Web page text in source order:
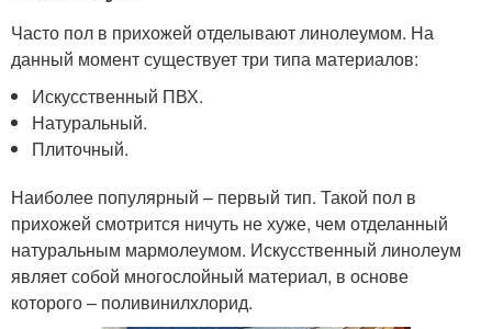
Часто пол в прихожей отделывают линолеумом. На
данный момент существует три типа материалов:
Искусственный ПВХ.
Натуральный.
Плиточный.
Наиболее популярный – первый тип. Такой пол в
прихожей смотрится ничуть не хуже, чем отделанный
натуральным мармолеумом. Искусственный линолеум
являет собой многослойный материал, в основе
которого – поливинилхлорид.